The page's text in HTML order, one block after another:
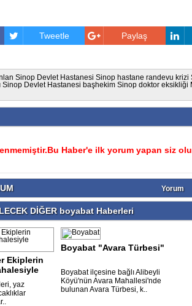
Tweetle Paylaş
Sinop Devlet Hastanesi Sinop hastane randevu krizi
Sinop Devlet Hastanesi başhekim Sinop doktor eksikliği
Haber'e ilk yorum yapan siz
Yorum
DİĞER boyabat Haberleri
Ekiplerin
yaz
Boyabat "Avara Türbesi"
Boyabat ilçesine bağlı Alibeyli
Köyü'nün Avara Mahallesi'nde
bulunan Avara Türbesi, k..